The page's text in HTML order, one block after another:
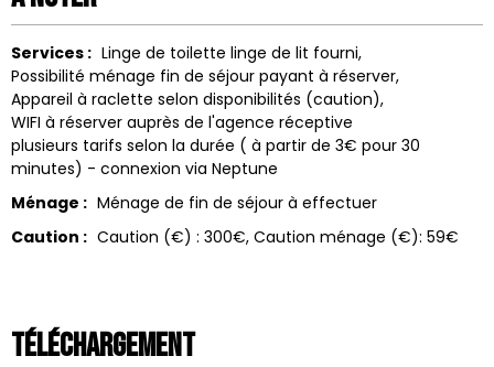
Services : Linge de toilette linge de lit fourni
Possibilité ménage fin de séjour payant à réserver
Appareil à raclette selon disponibilités (caution)
WIFI à réserver auprès de l'agence réceptive
plusieurs tarifs selon la durée ( à partir de 3€ pour 30
minutes) - connexion via Neptune
Ménage : Ménage de fin de séjour à effectuer
Caution : Caution (€) : 300€ Caution ménage (€): 59€
Téléchargement